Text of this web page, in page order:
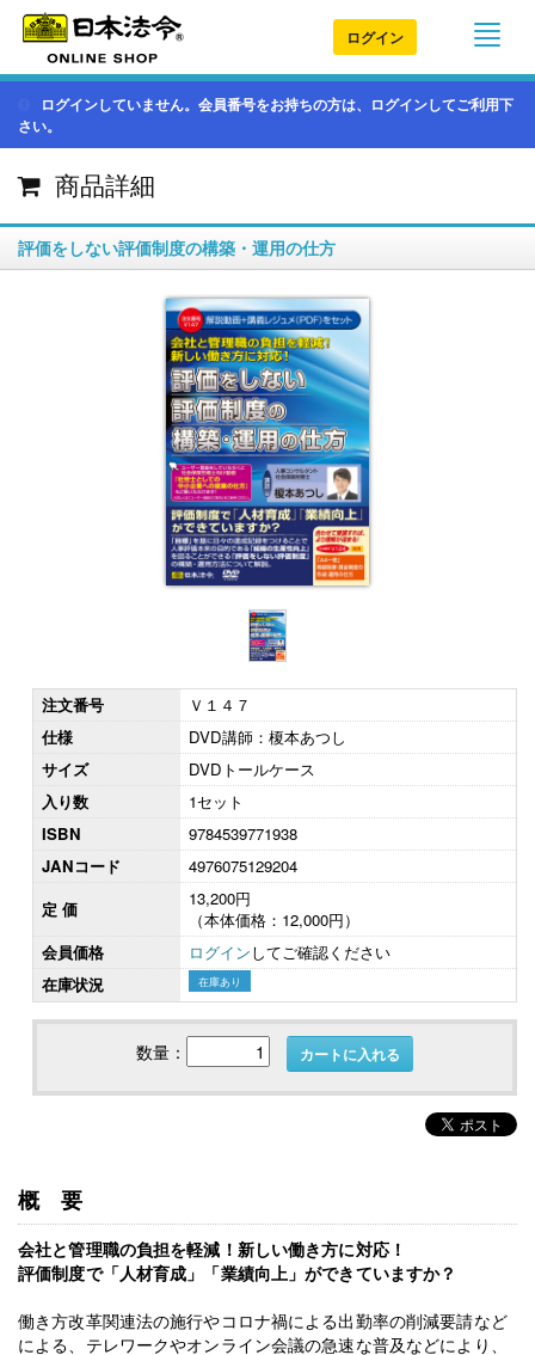
ログイン
ログインしていません。会員番号をお持ちの方は、ログインしてご利用下
さい。
商品詳細
評価をしない評価制度の構築・運用の仕方
注文番号
Ｖ１４７
仕様
DVD講師：榎本あつし
サイズ
DVDトールケース
入り数
1セット
ISBN
9784539771938
JANコード
4976075129204
定 価
13,200円
（本体価格：12,000円）
会員価格
ログインしてご確認ください
在庫状況
在庫あり
数量： カートに入れる
概要
会社と管理職の負担を軽減！新しい働き方に対応！
評価制度で「人材育成」「業績向上」ができていますか？
働き方改革関連法の施行やコロナ禍による出勤率の削減要請など
による、テレワークやオンライン会議の急速な普及などにより、